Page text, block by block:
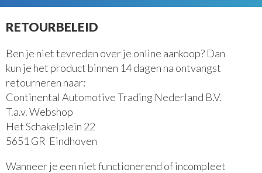
Clusters en controlesystemen
Webshop
RETOURBELEID
Ben je niet tevreden over je online aankoop? Dan
kun je het product binnen 14 dagen na ontvangst
retourneren naar:
Continental Automotive Trading Nederland B.V.
T.a.v. Webshop
Het Schakelplein 22
5651 GR Eindhoven
Wanneer je een niet functionerend of incompleet